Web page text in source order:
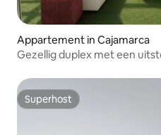
Appartement in Cajamarca
Gezellig duplex met een
Superhost
Superhost